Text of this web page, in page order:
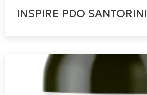
INSPIRE PDO SANTORINI